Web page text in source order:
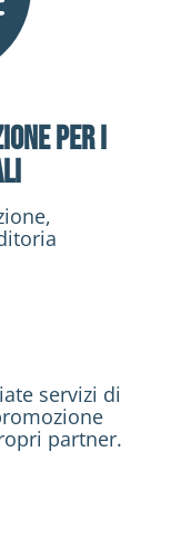
per i
servizi di
partner.